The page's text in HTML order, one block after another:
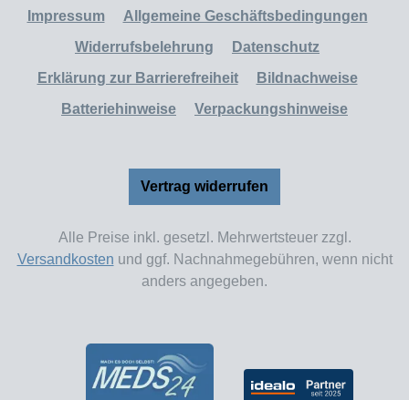
Impressum
Allgemeine Geschäftsbedingungen
Widerrufsbelehrung
Datenschutz
Erklärung zur Barrierefreiheit
Bildnachweise
Batteriehinweise
Verpackungshinweise
Vertrag widerrufen
Alle Preise inkl. gesetzl. Mehrwertsteuer zzgl.
Versandkosten und ggf. Nachnahmegebühren, wenn nicht
anders angegeben.